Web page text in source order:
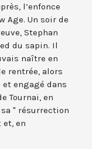
l’enfonce
Age. Un soir de
Stephan
du sapin. Il
naître en
rentrée, alors
engagé dans
Tournai, en
" résurrection
en